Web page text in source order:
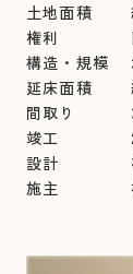
土地面積
権利 旧
構造・規模
延床面積
間取り
竣工
設計 有限
施主 株式